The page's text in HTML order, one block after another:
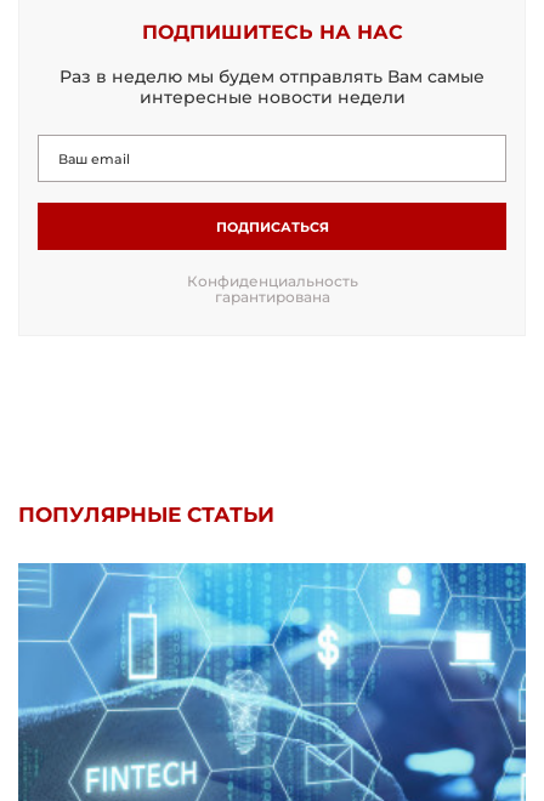
ПОДПИШИТЕСЬ НА НАС
Раз в неделю мы будем отправлять Вам самые
интересные новости недели
ПОДПИСАТЬСЯ
Конфиденциальность
гарантирована
ПОПУЛЯРНЫЕ СТАТЬИ